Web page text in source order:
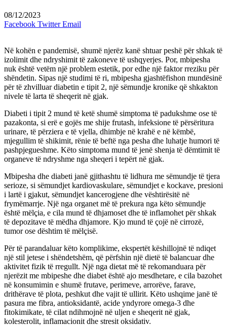
08/12/2023
Facebook Twitter Email
Në kohën e pandemisë, shumë njerëz kanë shtuar peshë për shkak të
izolimit dhe ndryshimit të zakoneve të ushqyerjes. Por, mbipesha
nuk është vetëm një problem estetik, por edhe një faktor rreziku për
shëndetin. Sipas një studimi të ri, mbipesha gjashtëfishon mundësinë
për të zhvilluar diabetin e tipit 2, një sëmundje kronike që shkakton
nivele të larta të sheqerit në gjak.
Diabeti i tipit 2 mund të ketë shumë simptoma të padukshme ose të
pazakonta, si erë e gojës me shije frutash, infeksione të përsëritura
urinare, të përziera e të vjella, dhimbje në krahë e në këmbë,
mjegullim të shikimit, rënie të beftë nga pesha dhe luhatje humori të
pashpjegueshme. Këto simptoma mund të jenë shenja të dëmtimit të
organeve të ndryshme nga sheqeri i tepërt në gjak.
Mbipesha dhe diabeti janë gjithashtu të lidhura me sëmundje të tjera
serioze, si sëmundjet kardiovaskulare, sëmundjet e kockave, presioni
i lartë i gjakut, sëmundjet kancerogjene dhe vështirësitë në
frymëmarrje. Një nga organet më të prekura nga këto sëmundje
është mëlçia, e cila mund të dhjamoset dhe të inflamohet për shkak
të depozitave të mëdha dhjamore. Kjo mund të çojë në cirrozë,
tumor ose dështim të mëlçisë.
Për të parandaluar këto komplikime, ekspertët këshillojnë të ndiqet
një stil jetese i shëndetshëm, që përfshin një dietë të balancuar dhe
aktivitet fizik të rregullt. Një nga dietat më të rekomanduara për
njerëzit me mbipeshe dhe diabet është ajo mesdhetare, e cila bazohet
në konsumimin e shumë frutave, perimeve, arrorëve, farave,
drithërave të plota, peshkut dhe vajit të ullirit. Këto ushqime janë të
pasura me fibra, antioksidantë, acide yndyrore omega-3 dhe
fitokimikate, të cilat ndihmojnë në uljen e sheqerit në gjak,
kolesterolit, inflamacionit dhe stresit oksidativ.